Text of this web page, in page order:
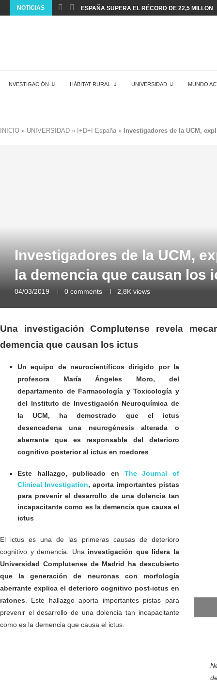
NOTICIAS ESPAÑA SUPERA EL RÉCORD DE 22,5
INVESTIGACIÓN HÁBITAT RURAL UNIVERSIDAD MUNDO
INICIO » UNIVERSIDAD » I+D+I España » Investigadores de la UCM,
Investigadores de la UCM,
la demencia que causan los
04/03/2019 0 comments 2,8K views
Una investigación Complutense revela
demencia que causan los ictus
Un equipo de neurocientíficos dirigido por la
profesora María Ángeles Moro, del
departamento de Farmacología y Toxicología y
del Instituto de Investigación Neuroquímica de
la UCM, ha demostrado que el ictus
desencadena una neurogénesis alterada o
aberrante que es responsable del deterioro
cognitivo posterior al ictus en roedores
Este hallazgo, publicado en The Journal of
Clinical Investigation, aporta importantes pistas
para prevenir el desarrollo de una dolencia tan
incapacitante como es la demencia que causa el
ictus
El ictus es una de las primeras causas de deterioro
cognitivo y demencia. Una investigación que lidera la
Universidad Complutense de Madrid ha descubierto
que la generación de neuronas con morfología
aberrante explica el deterioro cognitivo post-ictus en
ratones . Este hallazgo aporta importantes pistas para
prevenir el desarrollo de una dolencia tan incapacitante
como es la demencia que causa el ictus.